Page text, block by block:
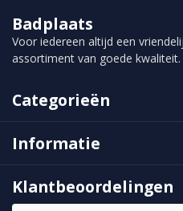
Badplaats
Voor iedereen altijd een
assortiment van goede kwaliteit.
Categorieën
Informatie
Klantbeoordelingen